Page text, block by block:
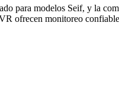
para modelos Seif, y la
ofrecen monitoreo